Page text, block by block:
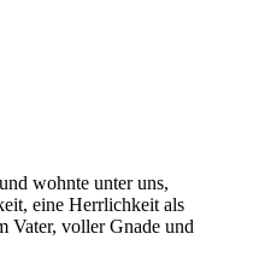
wohnte unter uns,
eine Herrlichkeit als
Vater, voller Gnade und